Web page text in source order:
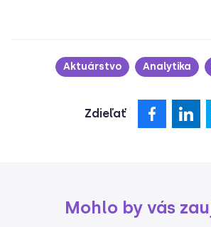
Aktuárstvo Analytika
Zdieľať
Mohlo by vás